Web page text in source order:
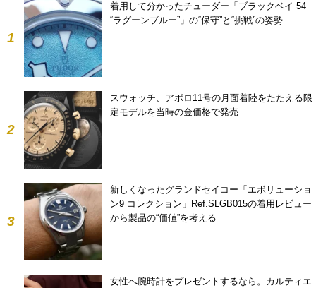
1
着用して分かったチューダー「ブラックベイ 54
“ラグーンブルー”」の“保守”と“挑戦”の姿勢
2
スウォッチ、アポロ11号の月面着陸をたたえる限
定モデルを当時の金価格で発売
3
新しくなったグランドセイコー「エボリューショ
ン9 コレクション」Ref.SLGB015の着用レビュー
から製品の“価値”を考える
女性へ腕時計をプレゼントするなら。カルティエ